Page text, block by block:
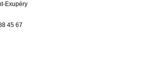
Exupéry
45 67